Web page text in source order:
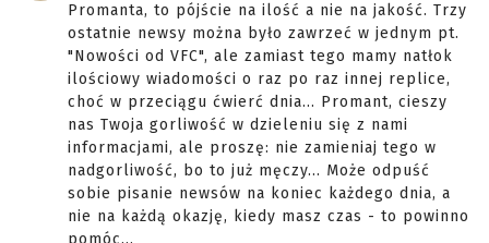
Promanta, to pójście na ilość a nie na jakość. Trzy
ostatnie newsy można było zawrzeć w jednym pt.
"Nowości od VFC", ale zamiast tego mamy natłok
ilościowy wiadomości o raz po raz innej replice,
choć w przeciągu ćwierć dnia... Promant, cieszy
nas Twoja gorliwość w dzieleniu się z nami
informacjami, ale proszę: nie zamieniaj tego w
nadgorliwość, bo to już męczy... Może odpuść
sobie pisanie newsów na koniec każdego dnia, a
nie na każdą okazję, kiedy masz czas - to powinno
pomóc...